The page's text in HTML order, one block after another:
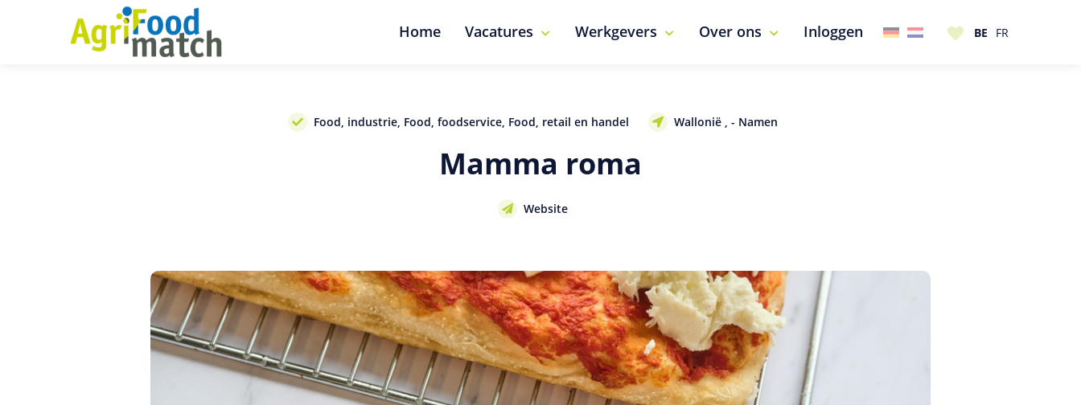
Home Vacatures Werkgevers Over ons Inloggen
Food, industrie, Food, foodservice, Food, retail en handel Wallonië , - Namen
Mamma roma
Website